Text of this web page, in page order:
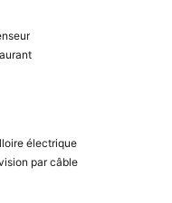
électrique
par câble